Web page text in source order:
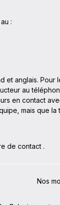
:
et anglais. Pour
au
en contact
mais que la
de contact .
Nos